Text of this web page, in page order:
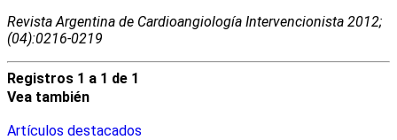
Revista Argentina de Cardioangiologí­a Intervencionista 2012;
(04):0216-0219
Registros 1 a 1 de 1
Vea también
Artículos destacados